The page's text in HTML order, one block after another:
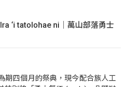
‘i tatolohae ni｜萬山部落勇士
期四個月的祭典，現今配合族人工